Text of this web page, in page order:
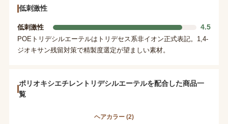
低刺激性
低刺激性 4.5
POEトリデシルエーテルはトリデセス系非イオン正式表記。1,4-
ジオキサン残留対策で精製度選定が望ましい素材。
ポリオキシエチレントリデシルエーテルを配合した商品一
覧
ヘアカラー (2)